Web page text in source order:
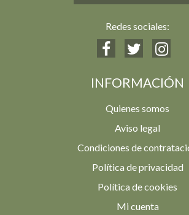
Redes sociales:
INFORMACIÓN
Quienes somos
Aviso legal
Condiciones de
Política de privacidad
Política de cookies
Mi cuenta